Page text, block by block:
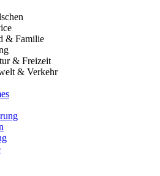
& Familie
& Freizeit
& Verkehr